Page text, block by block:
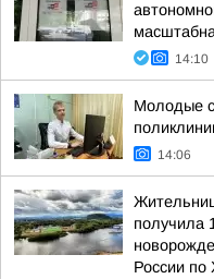
14:10
Молодые
14:06
получила
России по